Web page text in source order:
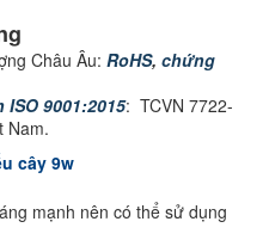
Châu Âu: RoHS, chứng
ISO 9001:2015: TCVN 7722-
Nam.
cây 9w
mạnh nên có thể sử dụng